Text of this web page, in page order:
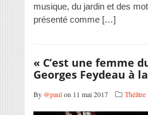
musique, du jardin et des
présenté comme […]
« C’est une femme
Georges Feydeau à
By @paulon 11 mai 2017 Théâtre